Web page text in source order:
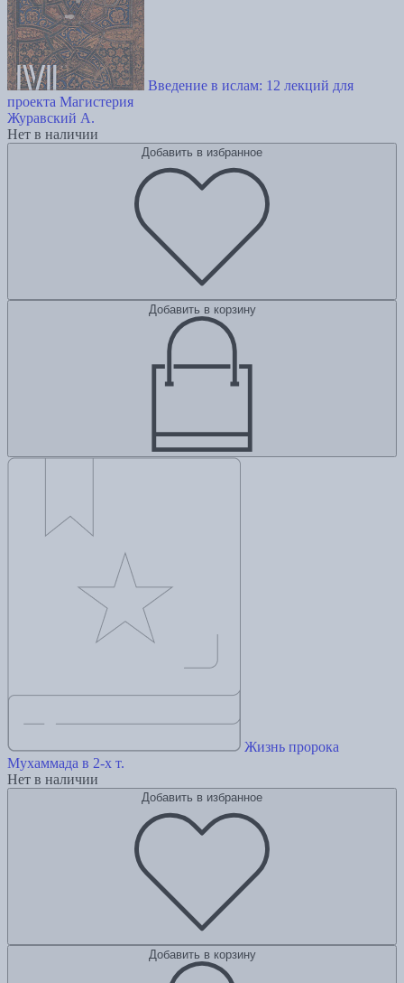
Введение в ислам: 12 лекций для
проекта Магистерия
Журавский А.
Нет в наличии
Добавить в избранное
Добавить в корзину
Жизнь пророка
Мухаммада в 2-х т.
Нет в наличии
Добавить в избранное
Добавить в корзину